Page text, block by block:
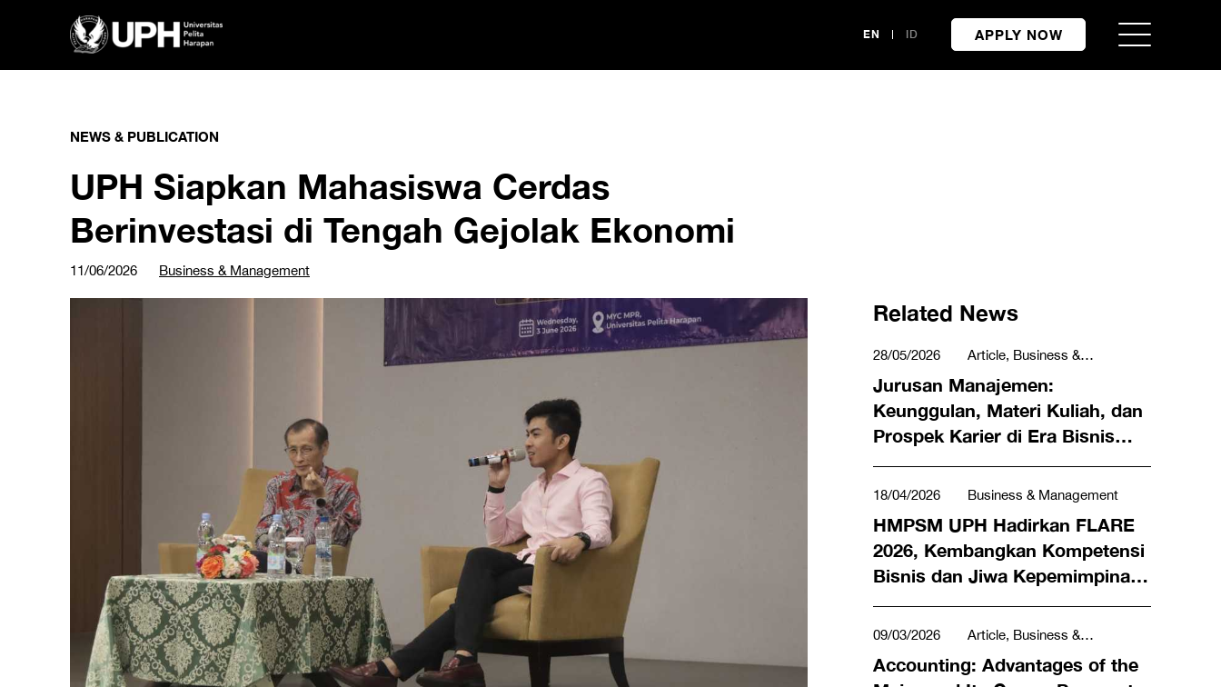
EN ID APPLY NOW
NEWS & PUBLICATION
UPH Siapkan Mahasiswa Cerdas
Berinvestasi di Tengah Gejolak Ekonomi
11/06/2026 Business & Management
Related News
28/05/2026
Jurusan Manajemen:
Keunggulan, Materi Kuliah, dan
Prospek Karier di Era Bisnis
Modern
18/04/2026 Business & Management
HMPSM UPH Hadirkan FLARE
2026, Kembangkan Kompetensi
Bisnis dan Jiwa Kepemimpinan
Generasi Muda
09/03/2026
Accounting: Advantages of the